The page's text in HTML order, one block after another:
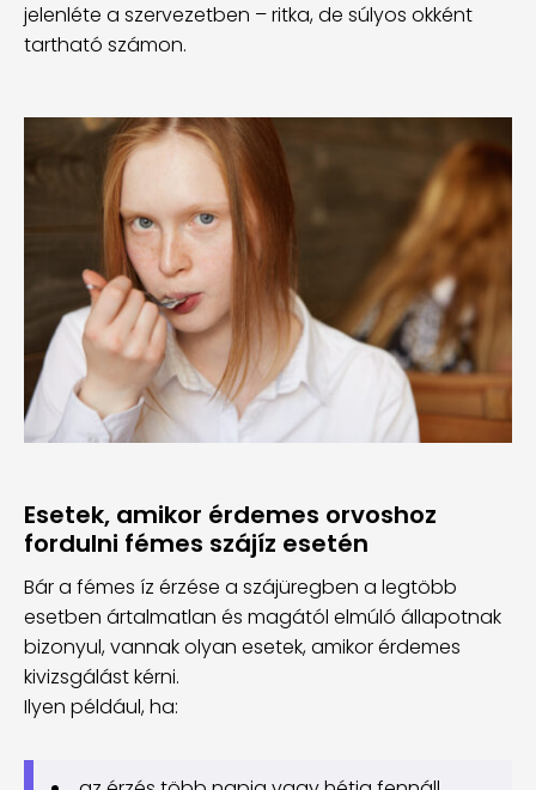
jelenléte a szervezetben – ritka, de súlyos okként
tartható számon.
Esetek, amikor érdemes orvoshoz
fordulni fémes szájíz esetén
Bár a fémes íz érzése a szájüregben a legtöbb
esetben ártalmatlan és magától elmúló állapotnak
bizonyul, vannak olyan esetek, amikor érdemes
kivizsgálást kérni.
Ilyen például, ha: